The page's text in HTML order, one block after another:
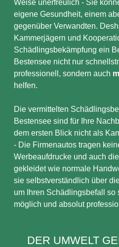
Weise unerfreulich - Sie
eigene Gesundheit, einem
gegenüber Verwandten.
Kammerjägern und
Schädlingsbekämpfung ein
Bestensee nicht nur
professionell, sondern auch
helfen.
Die vermittelten
Bestensee sind für Ihre
dem ersten Blick nicht als
- Die Firmenautos tragen
Werbeaufdrucke und auch
gekleidet wie normale
sie selbstverständlich über
um Ihren Schädlingsbefall
möglich und absolut
DER UMWELT